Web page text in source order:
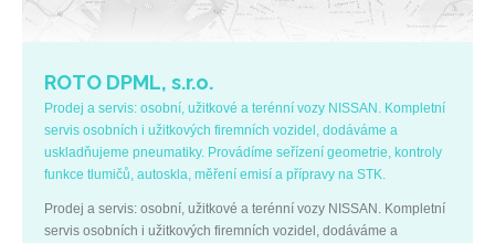
ROTO DPML, s.r.o.
Prodej a servis: osobní, užitkové a terénní vozy NISSAN. Kompletní
servis osobních i užitkových firemních vozidel, dodáváme a
uskladňujeme pneumatiky. Provádíme seřízení geometrie, kontroly
funkce tlumičů, autoskla, měření emisí a přípravy na STK.
Prodej a servis: osobní, užitkové a terénní vozy NISSAN. Kompletní
servis osobních i užitkových firemních vozidel, dodáváme a